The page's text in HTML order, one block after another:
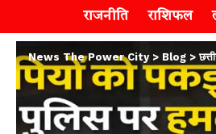
राजनीति
राशिफल
News The Power City> Blog >